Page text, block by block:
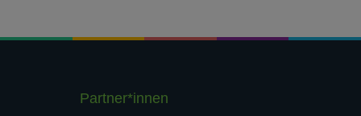
Partner*innen